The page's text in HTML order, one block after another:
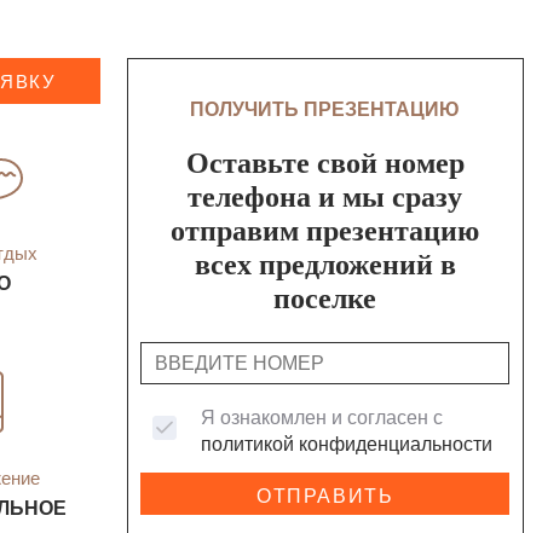
ПОЛУЧИТЬ ПРЕЗЕНТАЦИЮ
Оставьте свой номер
телефона и мы сразу
отправим презентацию
всех предложений в
поселке
Я ознакомлен и согласен с
политикой конфиденциальности
ОТПРАВИТЬ